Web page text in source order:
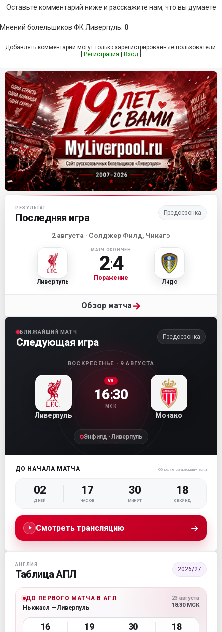
Оставьте комментарий ниже и расскажите нам, что вы думаете
Мнений болельщиков ФК Ливерпуль: 0
Добавлять комментарии могут только зарегистрированные пользователи.
Регистрация Вход
Матч-центр «Ливерпуля»
РЕЗУЛЬТАТ
Последняя игра Предсезонка
2 августа · Солджер Филд, Чикаго
Ливерпуль
МАТЧ ОКОНЧЕН
2:4
Поражение
Лидс
Обзор матча→
БЛИЖАЙШИЙ МАТЧ
Следующая игра Предсезонка
ВОСКРЕСЕНЬЕ · 9 АВГУСТА
Ливерпуль
VS
16:30
МСК
Монако
Энфилд · Ливерпуль
ДО НАЧАЛА МАТЧА Обновляется автоматически
02
ДНЕЙ
17
ЧАСОВ
30
МИНУТ
17
СЕКУНД
Смотреть трансляцию →
АНГЛИЯ
Таблица АПЛ 2026/27
ДО ПЕРВОГО МАТЧА В АПЛ
Ньюкасл — Ливерпуль
23 августа
18:30 МСК
16 19 30 17